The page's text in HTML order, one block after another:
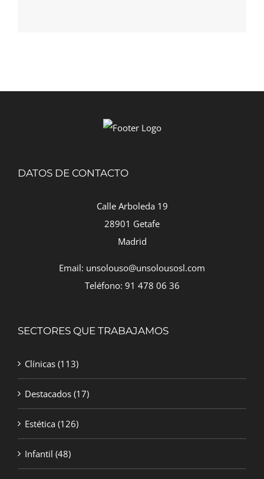
DATOS DE CONTACTO
Calle Arboleda 19
28901 Getafe
Madrid
Email: unsolouso@unsolousosl.com
Teléfono: 91 478 06 36
SECTORES QUE TRABAJAMOS
Clínicas (113)
Destacados (17)
Estética (126)
Infantil (48)